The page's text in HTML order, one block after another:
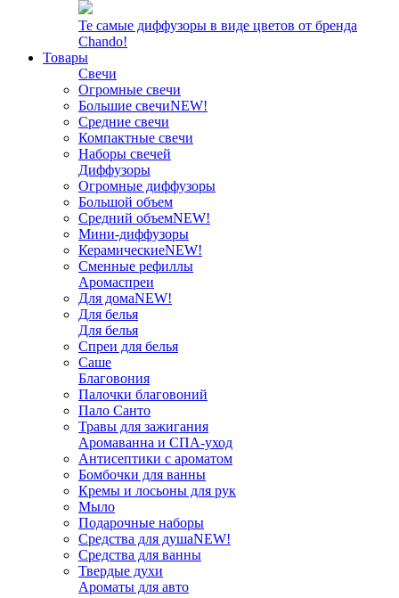
Те самые диффузоры в виде цветов от бренда
Chando!
Товары
Свечи
Огромные свечи
Большие свечиNEW!
Средние свечи
Компактные свечи
Наборы свечей
Диффузоры
Огромные диффузоры
Большой объем
Средний объемNEW!
Мини-диффузоры
КерамическиеNEW!
Сменные рефиллы
Аромаспреи
Для домаNEW!
Для белья
Для белья
Спреи для белья
Саше
Благовония
Палочки благовоний
Пало Санто
Травы для зажигания
Аромаванна и СПА-уход
Антисептики с ароматом
Бомбочки для ванны
Кремы и лосьоны для рук
Мыло
Подарочные наборы
Средства для душаNEW!
Средства для ванны
Твердые духи
Ароматы для авто